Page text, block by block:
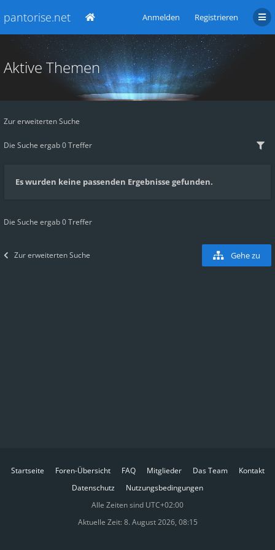
pantorise.net Anmelden Registrieren
Aktive Themen
Zur erweiterten Suche
Die Suche ergab 0 Treffer
Es wurden keine passenden Ergebnisse gefunden.
Die Suche ergab 0 Treffer
Zur erweiterten Suche Gehe zu
Startseite Foren-Übersicht FAQ Mitglieder Das Team
Kontakt
Datenschutz
Nutzungsbedingungen
Alle Zeiten sind UTC+02:00
Aktuelle Zeit: 8. August 2026, 08:15